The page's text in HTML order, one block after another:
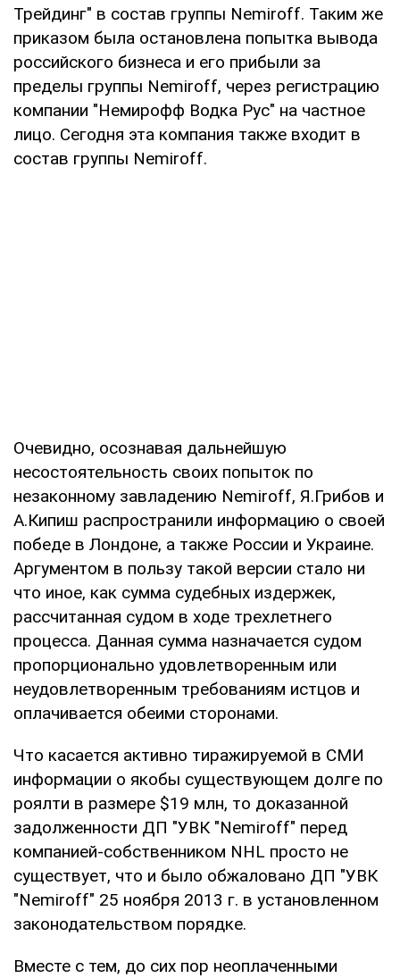
Трейдинг" в состав группы Nemiroff. Таким же
приказом была остановлена попытка вывода
российского бизнеса и его прибыли за
пределы группы Nemiroff, через регистрацию
компании "Немирофф Водка Рус" на частное
лицо. Сегодня эта компания также входит в
состав группы Nemiroff.
Очевидно, осознавая дальнейшую
несостоятельность своих попыток по
незаконному завладению Nemiroff, Я.Грибов и
А.Кипиш распространили информацию о своей
победе в Лондоне, а также России и Украине.
Аргументом в пользу такой версии стало ни
что иное, как сумма судебных издержек,
рассчитанная судом в ходе трехлетнего
процесса. Данная сумма назначается судом
пропорционально удовлетворенным или
неудовлетворенным требованиям истцов и
оплачивается обеими сторонами.
Что касается активно тиражируемой в СМИ
информации о якобы существующем долге по
роялти в размере $19 млн, то доказанной
задолженности ДП "УВК "Nemiroff" перед
компанией-собственником NHL просто не
существует, что и было обжаловано ДП "УВК
"Nemiroff" 25 ноября 2013 г. в установленном
законодательством порядке.
Вместе с тем, до сих пор неоплаченными